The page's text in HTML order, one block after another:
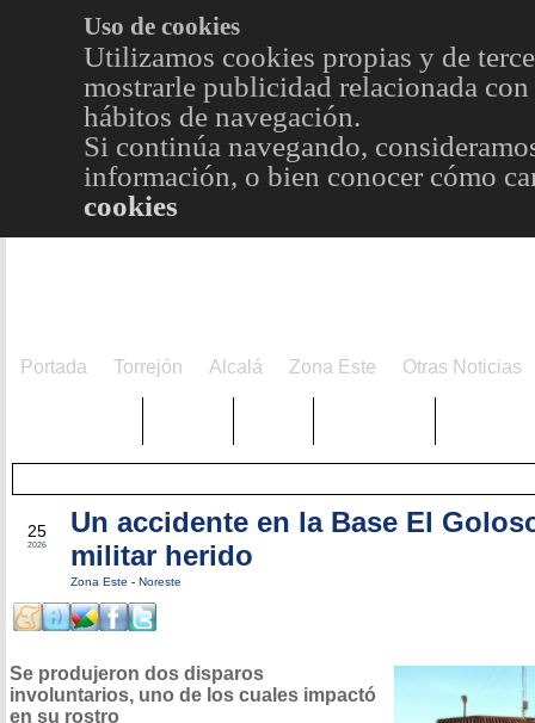
Uso de cookies
Utilizamos cookies propias y de
mostrarle publicidad relacionada
hábitos de navegación.
Si continúa navegando,
información, o bien conocer cómo
cookies
Portada Torrejón Alcalá Zona Este Otras Noticias
25
2026
Un accidente en la Base El
militar herido
Zona Este - Noreste
Se produjeron dos disparos
involuntarios, uno de los cuales impactó
en su rostro